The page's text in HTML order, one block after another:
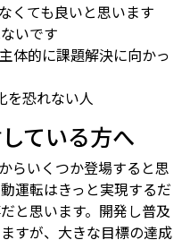
くても良いと思います
いです
体的に課題解決に向かっ
を恐れない人
ている方へ
らいくつか登場すると思
運転はきっと実現するだ
と思います。開発し普及
すが、大きな目標の達成